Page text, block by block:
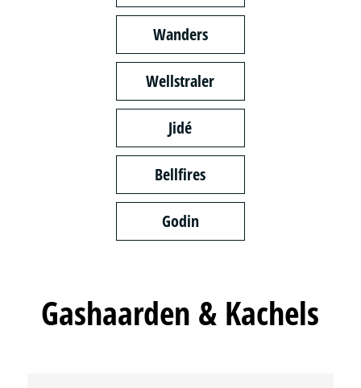
Wanders
Wellstraler
Jidé
Bellfires
Godin
Gashaarden & Kachels